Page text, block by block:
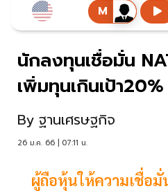
นักลงทุนเชื่อมั่น
เพิ่มทุนเกินเป้า
By ฐานเศรษฐกิจ
26 ม.ค. 66 | 07:11 น.
ผู้ถือหุ้นให้ความเชื่อ